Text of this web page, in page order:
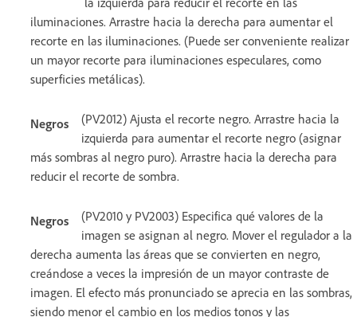
iluminaciones. Arrastre hacia la derecha para aumentar el
recorte en las iluminaciones. (Puede ser conveniente realizar
un mayor recorte para iluminaciones especulares, como
superficies metálicas).
Negros
(PV2012) Ajusta el recorte negro. Arrastre hacia la
izquierda para aumentar el recorte negro (asignar
más sombras al negro puro). Arrastre hacia la derecha para
reducir el recorte de sombra.
Negros
(PV2010 y PV2003) Especifica qué valores de la
imagen se asignan al negro. Mover el regulador a la
derecha aumenta las áreas que se convierten en negro,
creándose a veces la impresión de un mayor contraste de
imagen. El efecto más pronunciado se aprecia en las sombras,
siendo menor el cambio en los medios tonos y las